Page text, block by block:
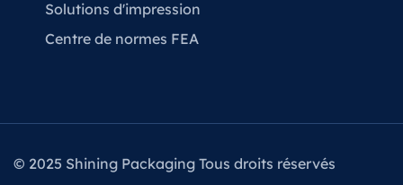
Solutions d'impression
Centre de normes FEA
© 2025 Shining Packaging Tous droits réservés